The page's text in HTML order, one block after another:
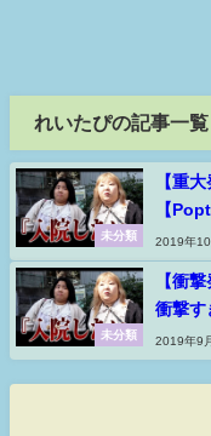
れいたぴの記事一覧
未分類
【重
【
2019年10
未分類
【衝
衝撃す
2019年9